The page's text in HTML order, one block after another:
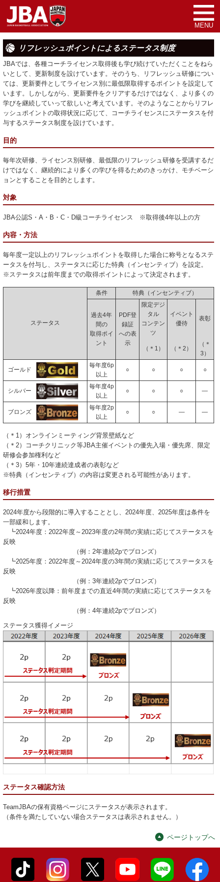
MENU
リフレッシュポイントによるステータス制度
JBAでは、各種コーチライセンス取得後も学び続けていただくことをねら
いとして、更新制度を設けています。そのうち、リフレッシュ研修につい
ては、更新要件としてライセンス別に最低限取得するポイントを設定して
います。しかしながら、更新要件をクリアするだけではなく、より多くの
学びを継続していって欲しいと考えています。そのようなことからリフレ
ッシュポイントの取得状況に応じて、コーチライセンスにステータスを付
与するステータス制度を設けています。
目的
毎年次研修、ライセンス別研修、最低限のリフレッシュ研修を受講するだ
けではなく、継続的により多くの学びを得るためのきっかけ、モチベーシ
ョンとすることを目的とします。
対象
JBA公認S・A・B・C・D級コーチライセンス ※取得後4年以上の方
内容・方法
毎年度一定以上のリフレッシュポイントを取得した場合に称号となるステ
ータスを付与し、ステータスに応じた特典（インセンティブ）を設定。
※ステータスは前年度までの取得ポイントによって決定されます。
ステータス
条件 特典（インセンティブ）
過去4年
間の
取得ポイ
ント
PDF登
録証
への表
示
限定デジ
タル
コンテン
ツ
イベント
優待
表彰
（＊1） （＊2）
（＊
3）
ゴールド
毎年度6p
以上
○ ○ ○ ○
シルバー
毎年度4p
以上
○ ○ ○ ―
ブロンズ
毎年度2p
以上
○ ○ ― ―
（＊1）オンラインミーティング背景壁紙など
（＊2）コーチクリニック等JBA主催イベントの優先入場・優先席、限定
研修会参加権利など
（＊3）5年・10年連続達成者の表彰など
※特典（インセンティブ）の内容は変更される可能性があります。
移行措置
2024年度から段階的に導入することとし、2024年度、2025年度は条件を
一部緩和します。
┗2024年度：2022年度～2023年度の2年間の実績に応じてステータスを
反映
（例：2年連続2pでブロンズ）
┗2025年度：2022年度～2024年度の3年間の実績に応じてステータスを
反映
（例：3年連続2pでブロンズ）
┗2026年度以降：前年度までの直近4年間の実績に応じてステータスを
反映
（例：4年連続2pでブロンズ）
ステータス獲得イメージ
ステータス確認方法
TeamJBAの保有資格ページにステータスが表示されます。
（条件を満たしていない場合ステータスは表示されません。）
ページトップへ